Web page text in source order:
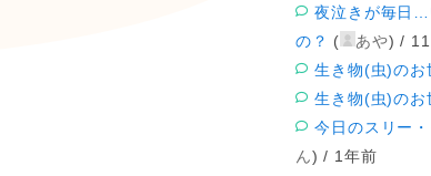
夜泣きが毎日…
の？ ( あや) /
生き物(虫)のお
生き物(虫)のお
今日のスリー
ん) / 1年前